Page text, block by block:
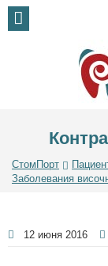
СтомПорт
Заболевания
12 июня 2016